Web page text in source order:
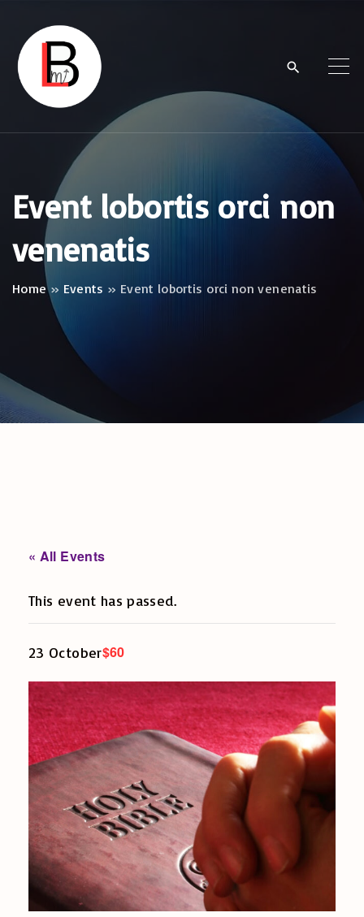
o
Event lobortis orci non
venenatis
Home» Events » Event lobortis orci non venenatis
« All Events
This event has passed.
23 October$60